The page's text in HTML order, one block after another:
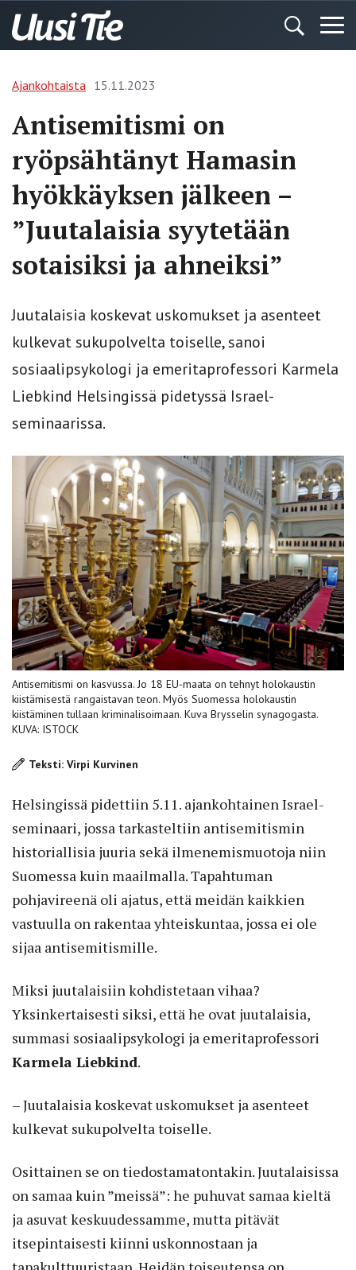
Ajankohtaista 15.11.2023
Antisemitismi on
ryöpsähtänyt Hamasin
hyökkäyksen jälkeen –
”Juutalaisia syytetään
sotaisiksi ja ahneiksi”
Juutalaisia koskevat uskomukset ja asenteet
kulkevat sukupolvelta toiselle, sanoi
sosiaalipsykologi ja emeritaprofessori Karmela
Liebkind Helsingissä pidetyssä Israel-
seminaarissa.
Antisemitismi on kasvussa. Jo 18 EU-maata on tehnyt holokaustin
kiistämisestä rangaistavan teon. Myös Suomessa holokaustin
kiistäminen tullaan kriminalisoimaan. Kuva Brysselin synagogasta.
KUVA: ISTOCK
Teksti: Virpi Kurvinen
Helsingissä pidettiin 5.11. ajankohtainen Israel-
seminaari, jossa tarkasteltiin antisemitismin
historiallisia juuria sekä ilmenemismuotoja niin
Suomessa kuin maailmalla. Tapahtuman
pohjavireenä oli ajatus, että meidän kaikkien
vastuulla on rakentaa yhteiskuntaa, jossa ei ole
sijaa antisemitismille.
Miksi juutalaisiin kohdistetaan vihaa?
Yksinkertaisesti siksi, että he ovat juutalaisia,
summasi sosiaalipsykologi ja emeritaprofessori
Karmela Liebkind.
– Juutalaisia koskevat uskomukset ja asenteet
kulkevat sukupolvelta toiselle.
Osittainen se on tiedostamatontakin. Juutalaisissa
on samaa kuin ”meissä”: he puhuvat samaa kieltä
ja asuvat keskuudessamme, mutta pitävät
itsepintaisesti kiinni uskonnostaan ja